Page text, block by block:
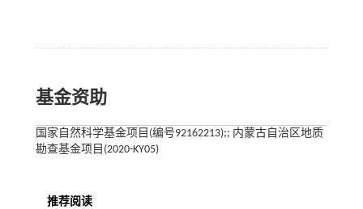
基金资助
国家自然科学基金项目(编号92162213);; 内蒙古自治区地质
勘查基金项目(2020-KY05)